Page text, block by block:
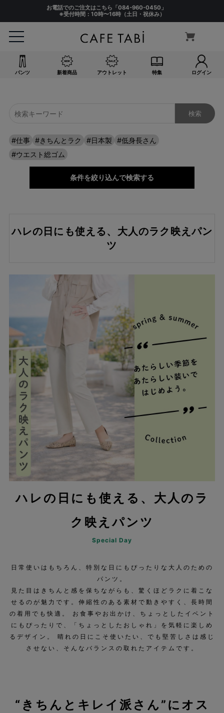
お電話でのご注文はこちら「084-960-0450 」
※受付時間：10時〜16時（土日・祝休み）
パンツ 新着商品 アウトレット 特集 ログイン
#仕事 #きちんとラク #日本製
#低身長さん
#ウエスト総ゴム
条件を絞り込んで検索する
ハレの日にも使える、大人のラク映えパン
ツ
ハレの日にも使える、大人のラ
ク映えパンツ
Special Day
日常使いはもちろん、特別な日にもぴったりな大人のための
パンツ。
見た目はきちんと感を保ちながらも、驚くほどラクに着こな
せるのが魅力です。伸縮性のある素材で動きやすく、長時間
の着用でも快適。 お食事やお出かけ、ちょっとしたイベント
にもぴったりで、「ちょっとしたおしゃれ」を気軽に楽しめ
るデザイン。 晴れの日にこそ使いたい、でも堅苦しさは感じ
させない、そんなバランスの取れたアイテムです。
“きちんとキレイ派さん”にオス